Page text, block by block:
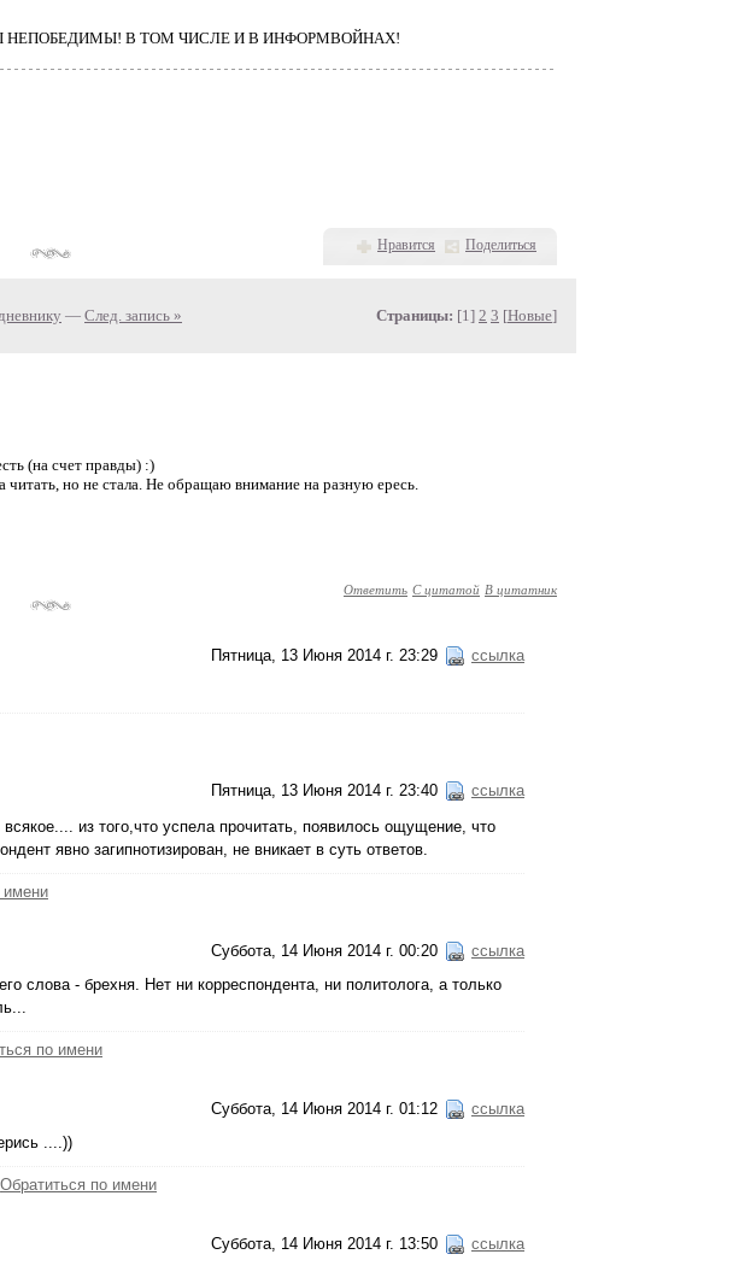
НЕПОБЕДИМЫ! В ТОМ ЧИСЛЕ И В ИНФОРМВОЙНАХ!
Нравится Поделиться
— След. запись » Страницы: [1] 2 3 [Новые]
(на счет правды) :)
читать, но не стала. Не обращаю внимание на разную ересь.
Ответить С цитатой В цитатник
Пятница, 13 Июня 2014 г. 23:29 ссылка
Пятница, 13 Июня 2014 г. 23:40 ссылка
из того,что успела прочитать, появилось ощущение, что
явно загипнотизирован, не вникает в суть ответов.
имени
Суббота, 14 Июня 2014 г. 00:20 ссылка
слова - брехня. Нет ни корреспондента, ни политолога, а только
по имени
Суббота, 14 Июня 2014 г. 01:12 ссылка
....))
Обратиться по имени
Суббота, 14 Июня 2014 г. 13:50 ссылка